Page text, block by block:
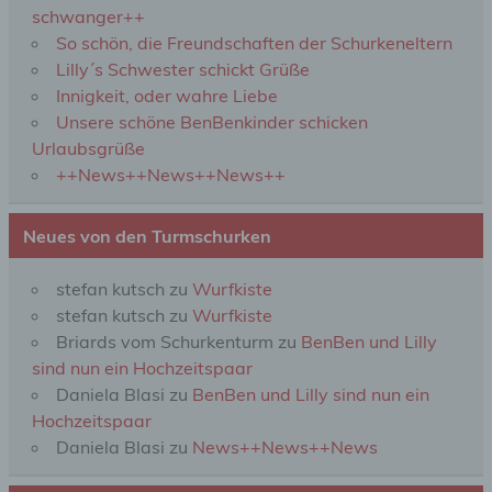
schwanger++
So schön, die Freundschaften der Schurkeneltern
Lilly´s Schwester schickt Grüße
Innigkeit, oder wahre Liebe
Unsere schöne BenBenkinder schicken
Urlaubsgrüße
++News++News++News++
Neues von den Turmschurken
stefan kutsch zu Wurfkiste
stefan kutsch zu Wurfkiste
Briards vom Schurkenturm zu BenBen und Lilly
sind nun ein Hochzeitspaar
Daniela Blasi zu BenBen und Lilly sind nun ein
Hochzeitspaar
Daniela Blasi zu News++News++News
d) Einschränkung der Verarbeitung
Einschränkung der Verarbeitung ist die Markierung
gespeicherter personenbezogener Daten mit dem
Ziel, ihre künftige Verarbeitung einzuschränken.
e) Profiling
Profiling ist jede Art der automatisierten
Verarbeitung personenbezogener Daten, die darin
besteht, dass diese personenbezogenen Daten
Aspekte, die sich auf eine natürliche Person
beziehen, zu bewerten, insbesondere, um Aspekte
bezüglich Arbeitsleistung, wirtschaftlicher Lage,
Zuverlässigkeit, Verhalten, Aufenthaltsort oder
Ortswechsel dieser natürlichen Person zu
analysieren oder vorherzusagen.
f) Pseudonymisierung